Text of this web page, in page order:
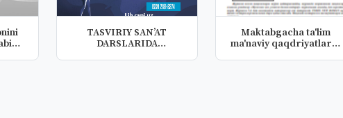
TASVIRIY SANʼAT
DARSLARIDA
Maktabgacha ta'lim
ma'naviy qaqdriyatlarni